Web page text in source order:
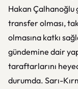
Hakan
transfer olması,
olmasına katkı
gündemine dair
taraftarlarını
durumda. Sarı-